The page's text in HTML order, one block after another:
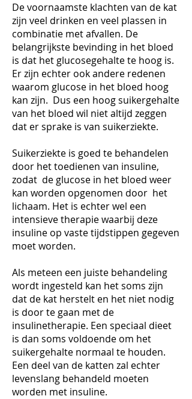
De voornaamste klachten van de kat
zijn veel drinken en veel plassen in
combinatie met afvallen. De
belangrijkste bevinding in het bloed
is dat het glucosegehalte te hoog is.
Er zijn echter ook andere redenen
waarom glucose in het bloed hoog
kan zijn. Dus een hoog suikergehalte
van het bloed wil niet altijd zeggen
dat er sprake is van suikerziekte.
Suikerziekte is goed te behandelen
door het toedienen van insuline,
zodat de glucose in het bloed weer
kan worden opgenomen door het
lichaam. Het is echter wel een
intensieve therapie waarbij deze
insuline op vaste tijdstippen gegeven
moet worden.
Als meteen een juiste behandeling
wordt ingesteld kan het soms zijn
dat de kat herstelt en het niet nodig
is door te gaan met de
insulinetherapie. Een speciaal dieet
is dan soms voldoende om het
suikergehalte normaal te houden.
Een deel van de katten zal echter
levenslang behandeld moeten
worden met insuline.